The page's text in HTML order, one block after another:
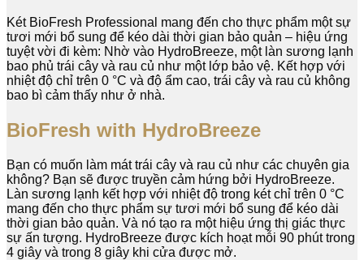
Két BioFresh Professional mang đến cho thực phẩm một sự
tươi mới bổ sung để kéo dài thời gian bảo quản – hiệu ứng
tuyệt vời đi kèm: Nhờ vào HydroBreeze, một làn sương lạnh
bao phủ trái cây và rau củ như một lớp bảo vệ. Kết hợp với
nhiệt độ chỉ trên 0 °C và độ ẩm cao, trái cây và rau củ không
bao bì cảm thấy như ở nhà.
BioFresh with HydroBreeze
Bạn có muốn làm mát trái cây và rau củ như các chuyên gia
không? Bạn sẽ được truyền cảm hứng bởi HydroBreeze.
Làn sương lạnh kết hợp với nhiệt độ trong két chỉ trên 0 °C
mang đến cho thực phẩm sự tươi mới bổ sung để kéo dài
thời gian bảo quản. Và nó tạo ra một hiệu ứng thị giác thực
sự ấn tượng. HydroBreeze được kích hoạt mỗi 90 phút trong
4 giây và trong 8 giây khi cửa được mở.